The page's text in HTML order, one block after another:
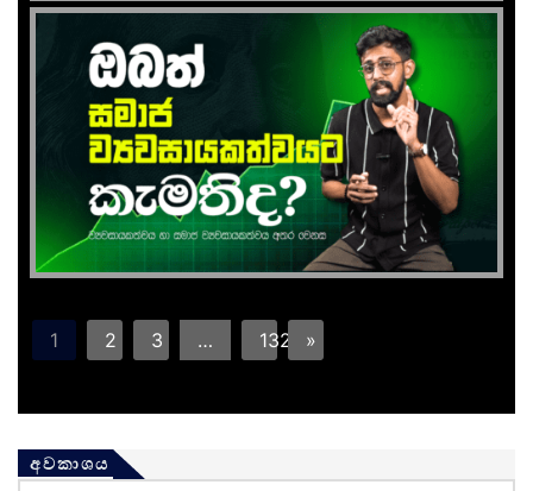
1 2 3 … 132 »
අවකාශය